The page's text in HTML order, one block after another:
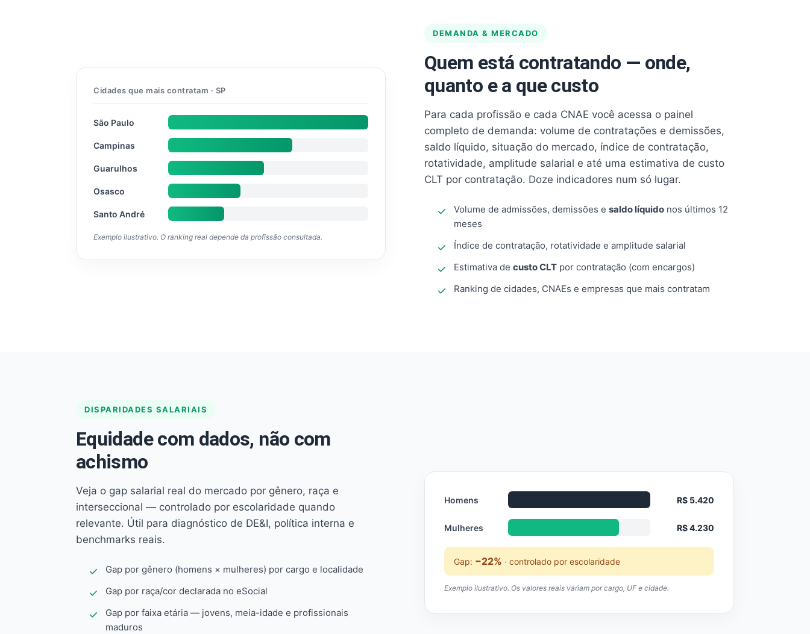
DEMANDA & MERCADO
Quem está contratando — onde,
quanto e a que custo
Para cada profissão e cada CNAE você acessa o painel
completo de demanda: volume de contratações e demissões,
saldo líquido, situação do mercado, índice de contratação,
rotatividade, amplitude salarial e até uma estimativa de custo
CLT por contratação. Doze indicadores num só lugar.
Volume de admissões, demissões e saldo líquido nos últimos 12
meses
Índice de contratação, rotatividade e amplitude salarial
Estimativa de custo CLT por contratação (com encargos)
Ranking de cidades, CNAEs e empresas que mais contratam
Cidades que mais contratam · SP
São Paulo
Campinas
Guarulhos
Osasco
Santo André
Exemplo ilustrativo. O ranking real depende da profissão consultada.
DISPARIDADES SALARIAIS
Equidade com dados, não com
achismo
Veja o gap salarial real do mercado por gênero, raça e
interseccional — controlado por escolaridade quando
relevante. Útil para diagnóstico de DE&I, política interna e
benchmarks reais.
Gap por gênero (homens × mulheres) por cargo e localidade
Gap por raça/cor declarada no eSocial
Gap por faixa etária — jovens, meia-idade e profissionais
maduros
Homens R$ 5.420
Mulheres R$ 4.230
Gap: −22% · controlado por escolaridade
Exemplo ilustrativo. Os valores reais variam por cargo, UF e cidade.